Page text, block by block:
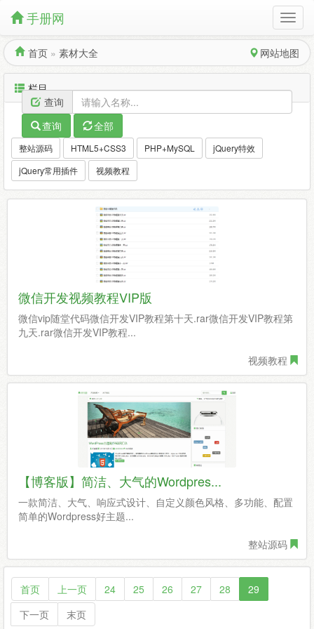
手册网
首页 » 素材大全 网站地图
栏目
查询
查询
全部
整站源码 HTML5+CSS3 PHP+MySQL
jQuery特效
jQuery常用插件
视频教程
微信开发视频教程VIP版
微信vip随堂代码微信开发VIP教程第十天.rar微信开发VIP教程第
九天.rar微信开发VIP教程...
视频教程
【博客版】简洁、大气的Wordpres...
一款简洁、大气、响应式设计、自定义颜色风格、多功能、配置
简单的Wordpress好主题...
整站源码
首页 上一页 24 25 26 27 28
29
下一页
末页